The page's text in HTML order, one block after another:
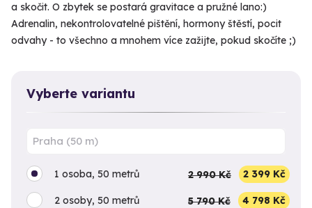
a skočit. O zbytek se postará gravitace a pružné lano:)
Adrenalin, nekontrolovatelné pištění, hormony štěstí, pocit
odvahy - to všechno a mnohem více zažijte, pokud skočíte ;)
Vyberte variantu
1 osoba, 50 metrů 2 990 Kč 2 399 Kč
2 osoby, 50 metrů 5 790 Kč 4 798 Kč